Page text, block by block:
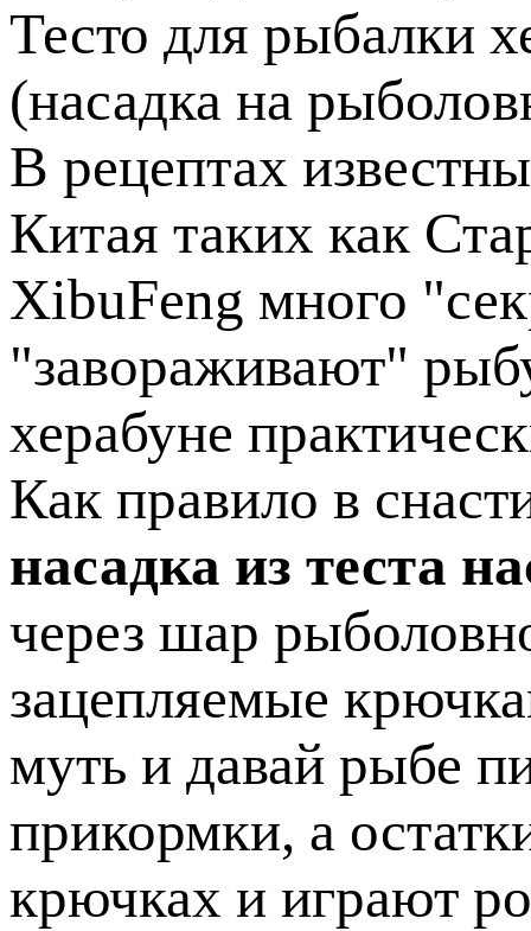
Тесто для рыбалки
(насадка на
В рецептах
Китая таких как
XibuFeng много
"завораживают"
херабуне
Как правило в
насадка из теста
через шар
зацепляемые
муть и давай рыбе
прикормки, а
крючках и играют